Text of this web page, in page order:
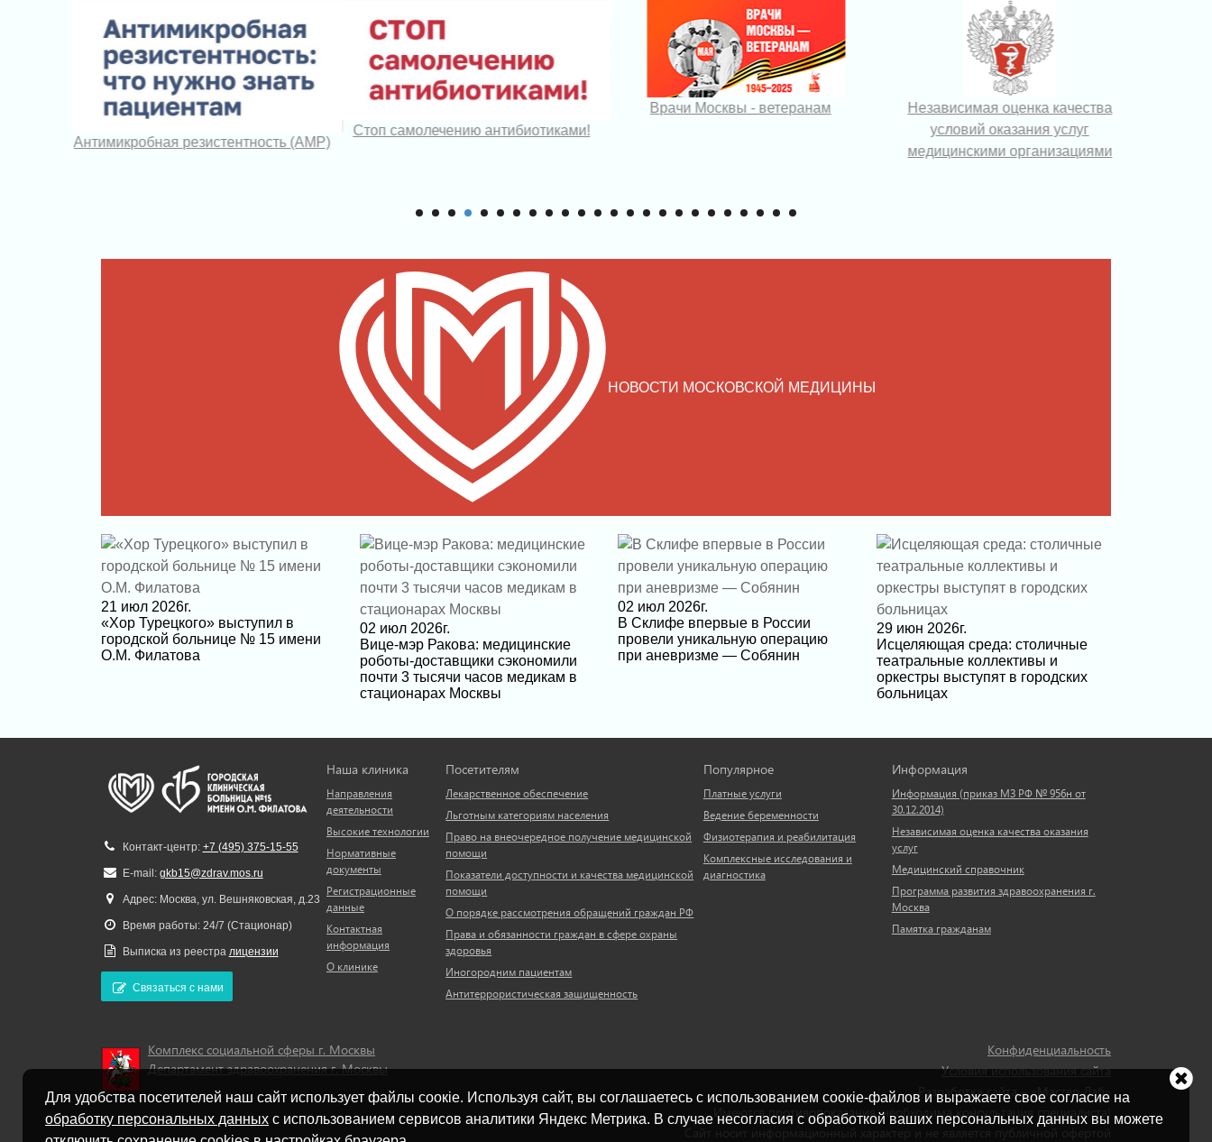
Для удобства посетителей наш сайт использует файлы cоокіe. Используя сайт, вы соглашаетесь с использованием соокіе-файлов и выражаете свое согласие на
обработку персональных данных с использованием сервисов аналитики Яндекс Метрика. В случае несогласия с обработкой ваших персональных данных вы можете
Антимикробная резистентность (АМР)
Стоп самолечению антибиотиками!
Врачи Москвы - ветеранам
Независимая оценка качества
условий оказания услуг
медицинскими организациями
НОВОСТИ МОСКОВСКОЙ МЕДИЦИНЫ
21 июл 2026г.
«Хор Турецкого» выступил в
городской больнице № 15 имени
О.М. Филатова
02 июл 2026г.
Вице-мэр Ракова: медицинские
роботы-доставщики сэкономили
почти 3 тысячи часов медикам в
стационарах Москвы
02 июл 2026г.
В Склифе впервые в России
провели уникальную операцию
при аневризме — Собянин
29 июн 2026г.
Исцеляющая среда: столичные
театральные коллективы и
оркестры выступят в городских
больницах
Контакт-центр: +7 (495) 375-15-55
E-mail: gkb15@zdrav.mos.ru
Адрес: Москва, ул. Вешняковская, д.23
Время работы: 24/7 (Стационар)
Выписка из реестра лицензии
Связаться с нами
Наша клиника
Направления
деятельности
Высокие технологии
Нормативные
документы
Регистрационные
данные
Контактная
информация
О клинике
Посетителям
Лекарственное обеспечение
Льготным категориям населения
Право на внеочередное получение медицинской
помощи
Показатели доступности и качества медицинской
помощи
О порядке рассмотрения обращений граждан РФ
Права и обязанности граждан в сфере охраны
здоровья
Иногородним пациентам
Антитеррористическая защищенность
Популярное
Платные услуги
Ведение беременности
Физиотерапия и реабилитация
Комплексные исследования и
диагностика
Информация
Информация (приказ МЗ РФ № 956н от
30.12.2014)
Независимая оценка качества оказания
услуг
Медицинский справочник
Программа развития здравоохранения г.
Москва
Памятка гражданам
Комплекс социальной сферы г. Москвы
Департамент здравоохранения г. Москвы
Конфиденциальность
Условия использования сайта
Разработка сайта – «Мастер Лаб»
Имеются противопоказания, необходима консультация специалиста!
Сайт носит информационный характер и не является публичной офертой